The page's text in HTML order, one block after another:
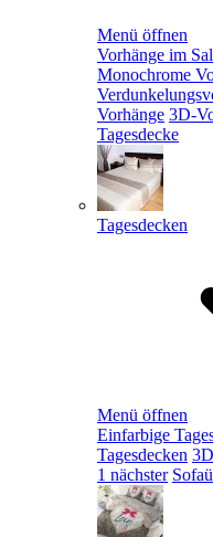
Menü öffnen
Vorhänge im
Monochrome
Vorhänge 3D-
Tagesdecke
Tagesdecken
Menü öffnen
Einfarbige
Tagesdecken
1 nächster